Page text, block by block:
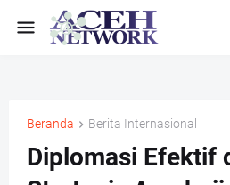
Beranda Berita Internasional
Diplomasi Efektif